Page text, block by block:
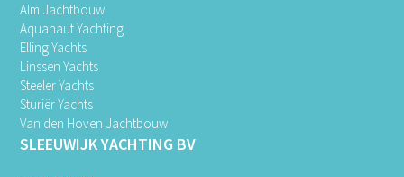
Alm Jachtbouw
Aquanaut Yachting
Elling Yachts
Linssen Yachts
Steeler Yachts
Sturiër Yachts
Van den Hoven Jachtbouw
SLEEUWIJK YACHTING BV